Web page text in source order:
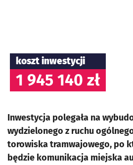
koszt inwestycji
1 945 140 zł
Inwestycja polegała na
wydzielonego z ruchu
torowiska tramwajowego, po
będzie komunikacja miejska